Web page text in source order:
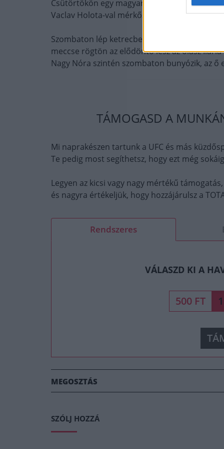
Csütörtökön egy magyar érdekeltségű meccs
Vaclav Holota-val mérkőzik.
Szombaton lép ketrecbe a női légsúlyú
meccse rögtön az elődöntö lesz az olasz
Nagy Nóra szintén szombaton bunyózik, az ő
TÁMOGASD A
Mi naprakészen tartunk a UFC és más
Te pedig most segíthetsz, hogy ezt még
Legyen az kicsi vagy nagy mértékű
és nagyra értékeljük, hogy hozzájárulsz a
Rendszeres
VÁLASZD KI A
500 FT
MEGOSZTÁS
SZÓLJ HOZZÁ